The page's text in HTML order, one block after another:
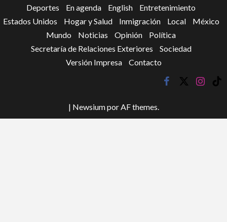
Deportes
En agenda English
Entretenimiento
Estados Unidos
Hogar y Salud Inmigración Local
México
Mundo
Noticias Opinión
Política
Secretaría de Relaciones Exteriores
Sociedad
Versión Impresa
Contacto
facebook
twitter
tik
| Newsiumpor AF themes.